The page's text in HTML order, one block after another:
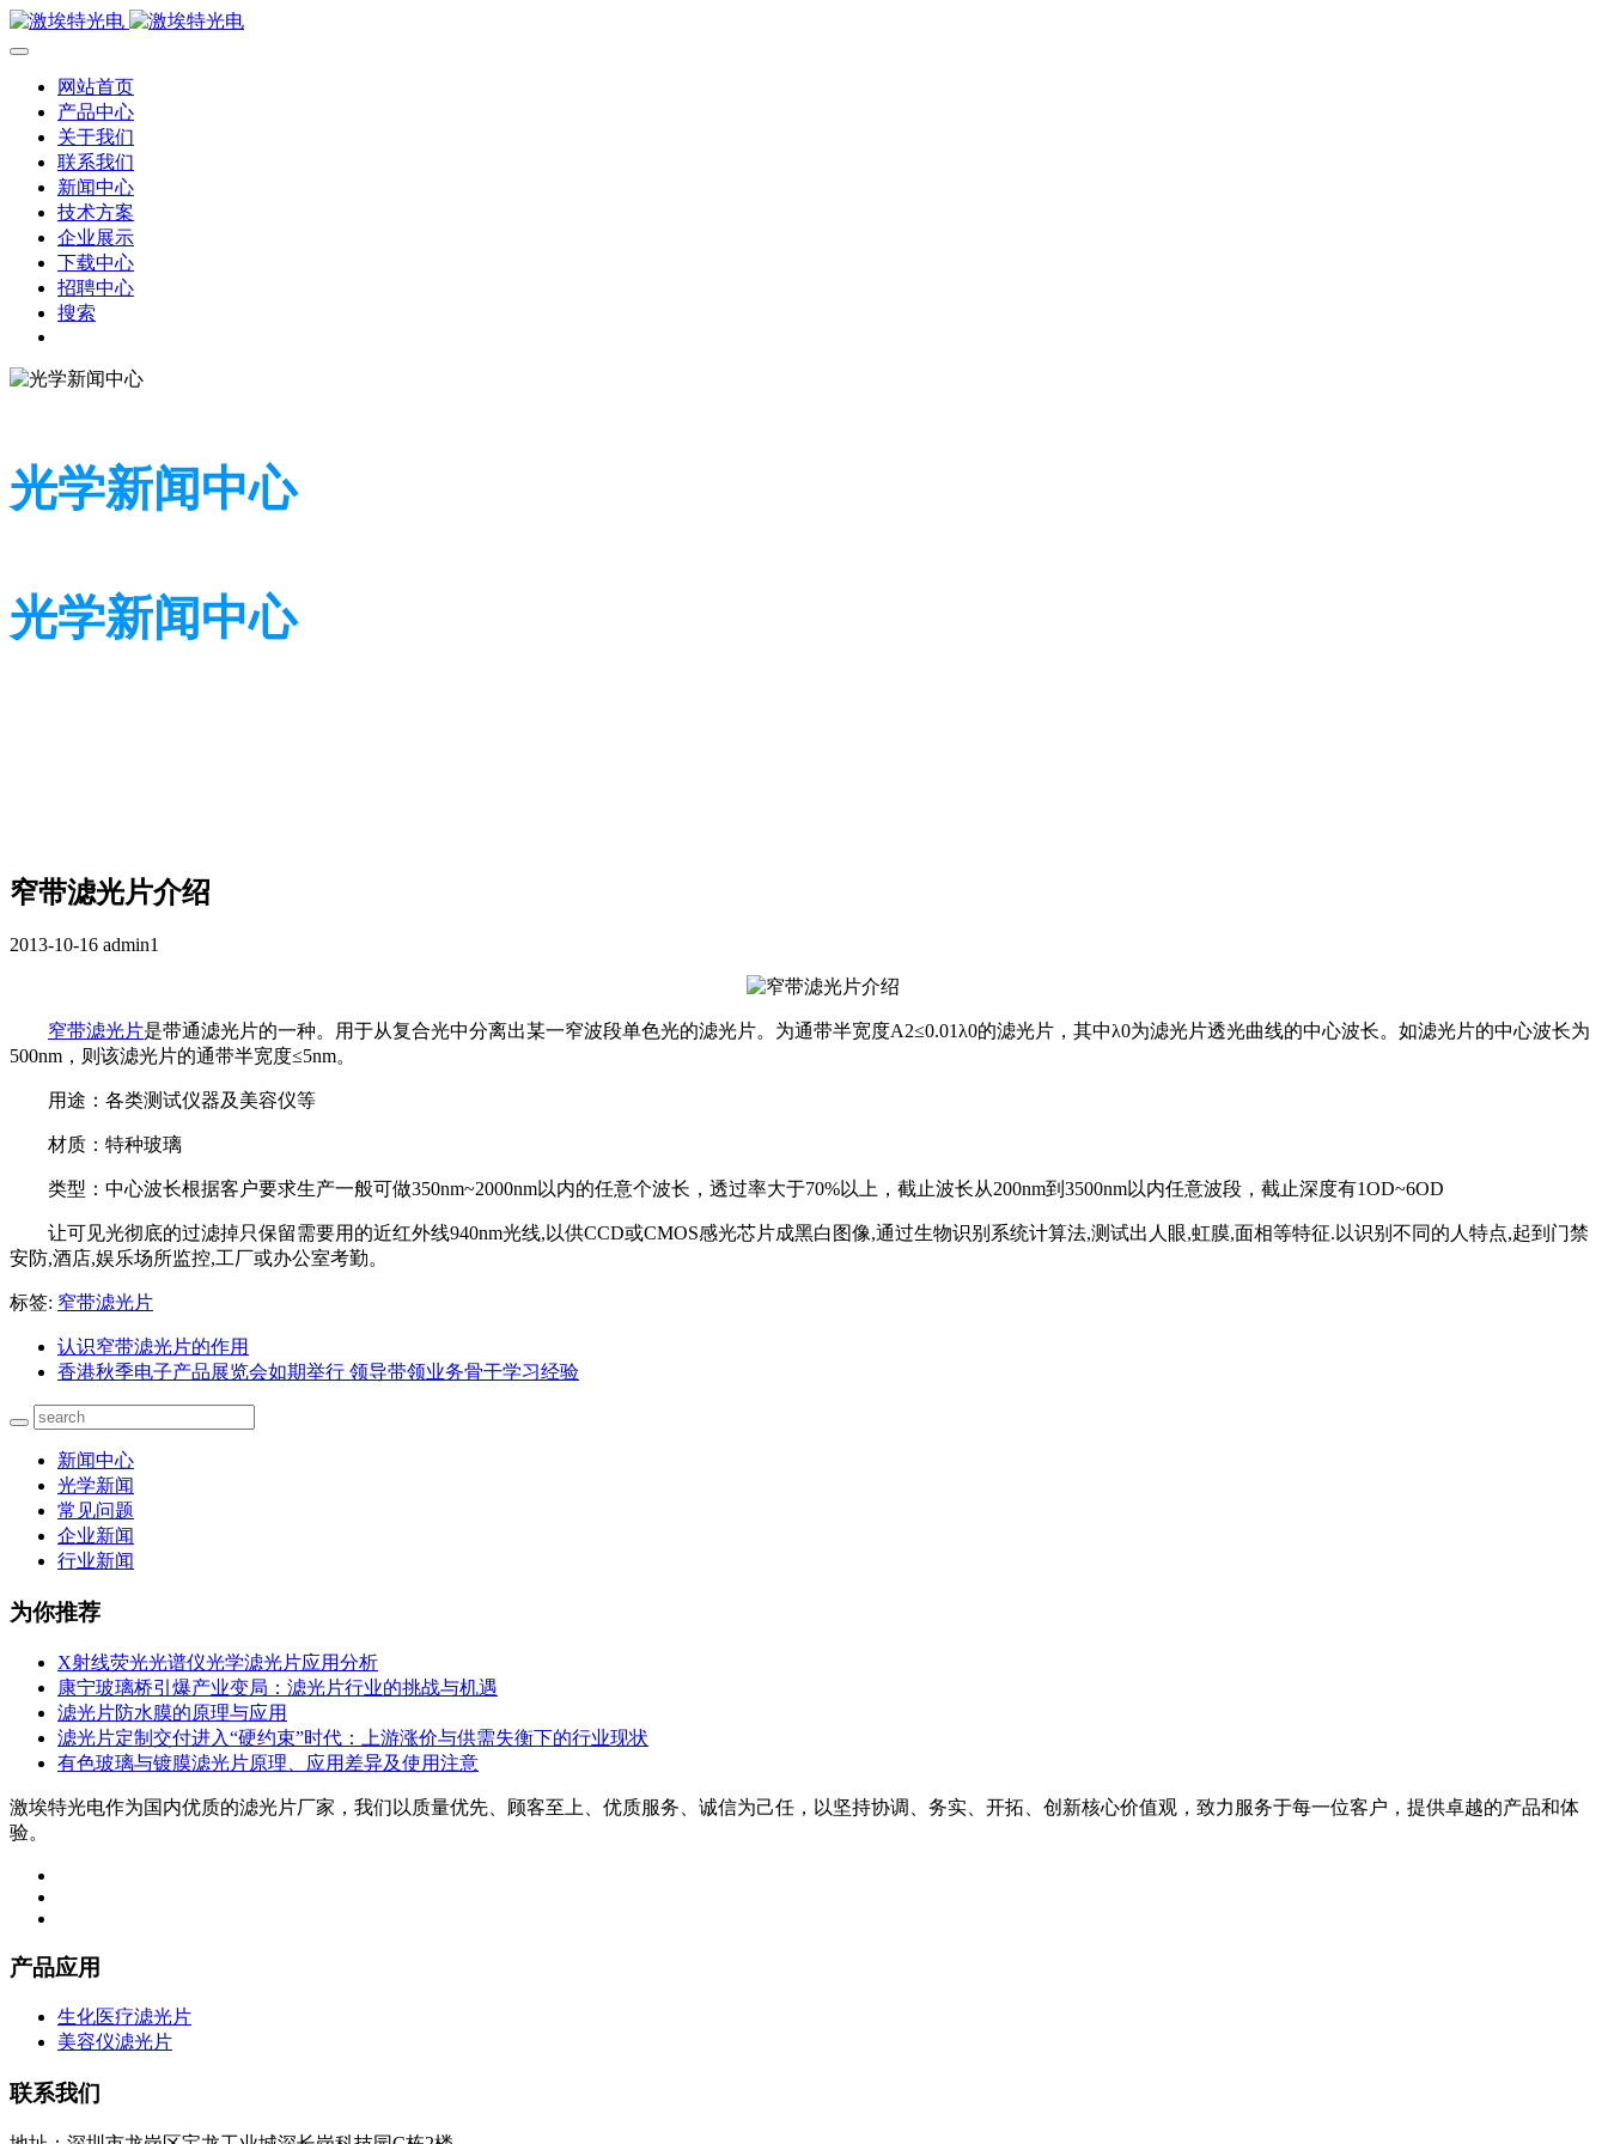
网站首页
产品中心
关于我们
联系我们
新闻中心
技术方案
企业展示
下载中心
招聘中心
搜索
光学新闻中心
光学新闻中心
窄带滤光片介绍
2013-10-16 admin1
窄带滤光片是带通滤光片的一种。用于从复合光中分离出某一窄波段单色光的滤光片。为通带半宽度A2≤0.01λ0的滤光片，其中λ0为滤光片透光曲线的中心波长。如滤光片的中心波长为
500nm，则该滤光片的通带半宽度≤5nm。
用途：各类测试仪器及美容仪等
材质：特种玻璃
类型：中心波长根据客户要求生产一般可做350nm~2000nm以内的任意个波长，透过率大于70%以上，截止波长从200nm到3500nm以内任意波段，截止深度有1OD~6OD
让可见光彻底的过滤掉只保留需要用的近红外线940nm光线,以供CCD或CMOS感光芯片成黑白图像,通过生物识别系统计算法,测试出人眼,虹膜,面相等特征.以识别不同的人特点,起到门禁
安防,酒店,娱乐场所监控,工厂或办公室考勤。
标签: 窄带滤光片
认识窄带滤光片的作用
香港秋季电子产品展览会如期举行 领导带领业务骨干学习经验
新闻中心
光学新闻
常见问题
企业新闻
行业新闻
为你推荐
X射线荧光光谱仪光学滤光片应用分析
康宁玻璃桥引爆产业变局：滤光片行业的挑战与机遇
滤光片防水膜的原理与应用
滤光片定制交付进入“硬约束”时代：上游涨价与供需失衡下的行业现状
有色玻璃与镀膜滤光片原理、应用差异及使用注意
激埃特光电作为国内优质的滤光片厂家，我们以质量优先、顾客至上、优质服务、诚信为己任，以坚持协调、务实、开拓、创新核心价值观，致力服务于每一位客户，提供卓越的产品和体
验。
产品应用
生化医疗滤光片
美容仪滤光片
联系我们